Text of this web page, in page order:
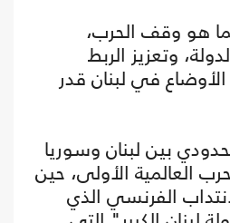
هو وقف الحرب،
وتعزيز الربط
في لبنان قدر
بين لبنان وسوريا
العالمية الأولى، حين
الفرنسي الذي